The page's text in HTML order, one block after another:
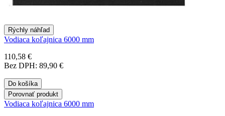
Rýchly náhľad
Vodiaca koľajnica 6000 mm
110,58 €
Bez DPH: 89,90 €
Do košíka
Porovnať produkt
Vodiaca koľajnica 6000 mm